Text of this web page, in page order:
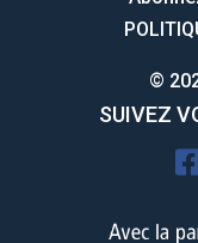
©
SUIVEZ